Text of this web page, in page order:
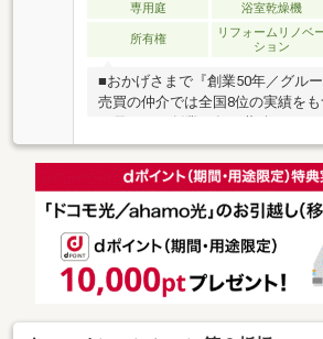
専用庭 浴室乾燥機
所有権
リフォームリノベ
ション
■おかげさまで『創業50年／グル
売買の仲介では全国8位の実績を
入・ご売却・お買替え全てをサポ
ハウスNEXTアフターサポート専
ライフパートナー（FP資格）が住
しの不安を解消します■東宝ハウ
が更に充実したオリジナル提携住
ます■未来カレンダー東宝ハウス
ミュレーションソフト。ローン完